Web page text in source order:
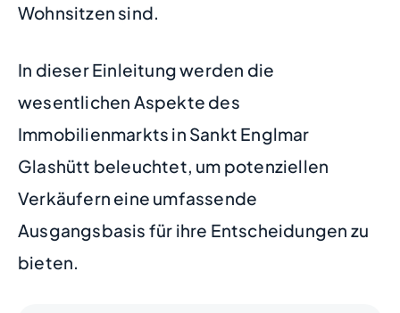
Wohnsitzen sind.
In dieser Einleitung werden die
wesentlichen Aspekte des
Immobilienmarkts in Sankt Englmar
Glashütt beleuchtet, um potenziellen
Verkäufern eine umfassende
Ausgangsbasis für ihre Entscheidungen zu
bieten.